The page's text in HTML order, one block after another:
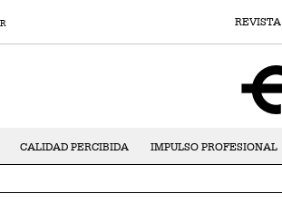
REVISTA
CALIDAD PERCIBIDA IMPULSO PROFESIONAL